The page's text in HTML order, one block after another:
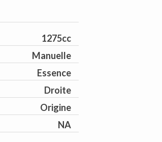
1275cc
Manuelle
Essence
Droite
Origine
NA